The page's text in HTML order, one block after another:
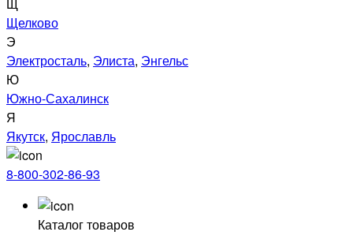
Щелково
Э
Электросталь, Элиста, Энгельс
Ю
Южно-Сахалинск
Я
Якутск, Ярославль
8-800-302-86-93
Каталог товаров